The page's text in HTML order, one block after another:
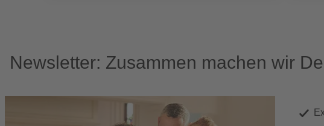
Newsletter: Zusammen machen wir